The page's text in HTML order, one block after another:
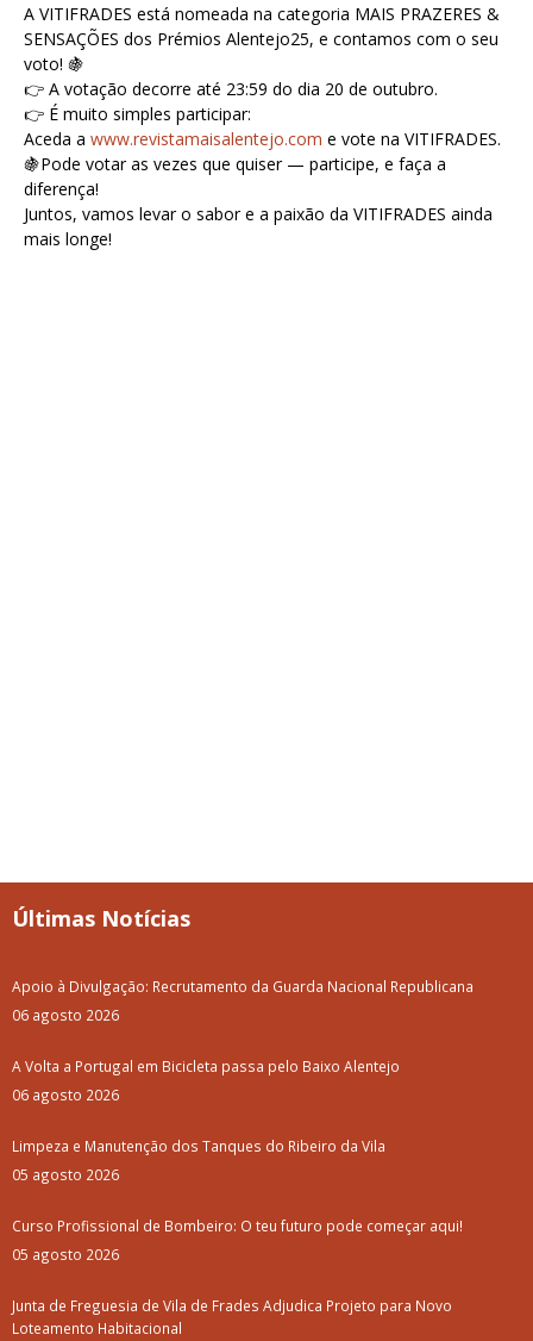
A VITIFRADES está nomeada na categoria MAIS PRAZERES &
SENSAÇÕES dos Prémios Alentejo25, e contamos com o seu
voto! 🍇
👉 A votação decorre até 23:59 do dia 20 de outubro.
👉 É muito simples participar:
Aceda a www.revistamaisalentejo.com e vote na VITIFRADES.
🍇Pode votar as vezes que quiser — participe, e faça a
diferença!
Juntos, vamos levar o sabor e a paixão da VITIFRADES ainda
mais longe!
Últimas Notícias
Apoio à Divulgação: Recrutamento da Guarda Nacional Republicana
06 agosto 2026
A Volta a Portugal em Bicicleta passa pelo Baixo Alentejo
06 agosto 2026
Limpeza e Manutenção dos Tanques do Ribeiro da Vila
05 agosto 2026
Curso Profissional de Bombeiro: O teu futuro pode começar aqui!
05 agosto 2026
Junta de Freguesia de Vila de Frades Adjudica Projeto para Novo
Loteamento Habitacional